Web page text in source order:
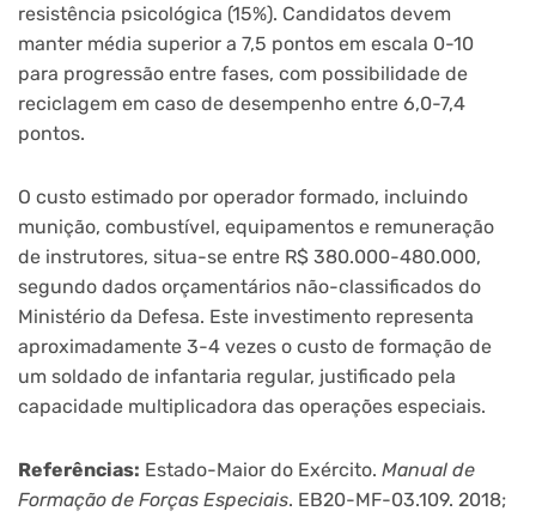
resistência psicológica (15%). Candidatos devem
manter média superior a 7,5 pontos em escala 0-10
para progressão entre fases, com possibilidade de
reciclagem em caso de desempenho entre 6,0-7,4
pontos.
O custo estimado por operador formado, incluindo
munição, combustível, equipamentos e remuneração
de instrutores, situa-se entre R$ 380.000-480.000,
segundo dados orçamentários não-classificados do
Ministério da Defesa. Este investimento representa
aproximadamente 3-4 vezes o custo de formação de
um soldado de infantaria regular, justificado pela
capacidade multiplicadora das operações especiais.
Referências: Estado-Maior do Exército. Manual de
Formação de Forças Especiais. EB20-MF-03.109. 2018;